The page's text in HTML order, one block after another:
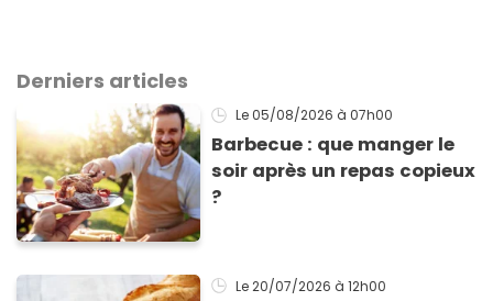
Derniers articles
Le 05/08/2026 à 07h00
Barbecue : que manger le
soir après un repas copieux
?
Le 20/07/2026 à 12h00